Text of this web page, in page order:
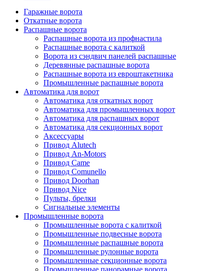
Гаражные ворота
Откатные ворота
Распашные ворота
Распашные ворота из профнастила
Распашные ворота с калиткой
Ворота из сэндвич панелей распашные
Деревянные распашные ворота
Распашные ворота из евроштакетника
Промышленные распашные ворота
Автоматика для ворот
Автоматика для откатных ворот
Автоматика для промышленных ворот
Автоматика для распашных ворот
Автоматика для секционных ворот
Аксессуары
Привод Alutech
Привод An-Motors
Привод Came
Привод Comunello
Привод Doorhan
Привод Nice
Пульты, брелки
Сигнальные элементы
Промышленные ворота
Промышленные ворота с калиткой
Промышленные подвесные ворота
Промышленные распашные ворота
Промышленные рулонные ворота
Промышленные секционные ворота